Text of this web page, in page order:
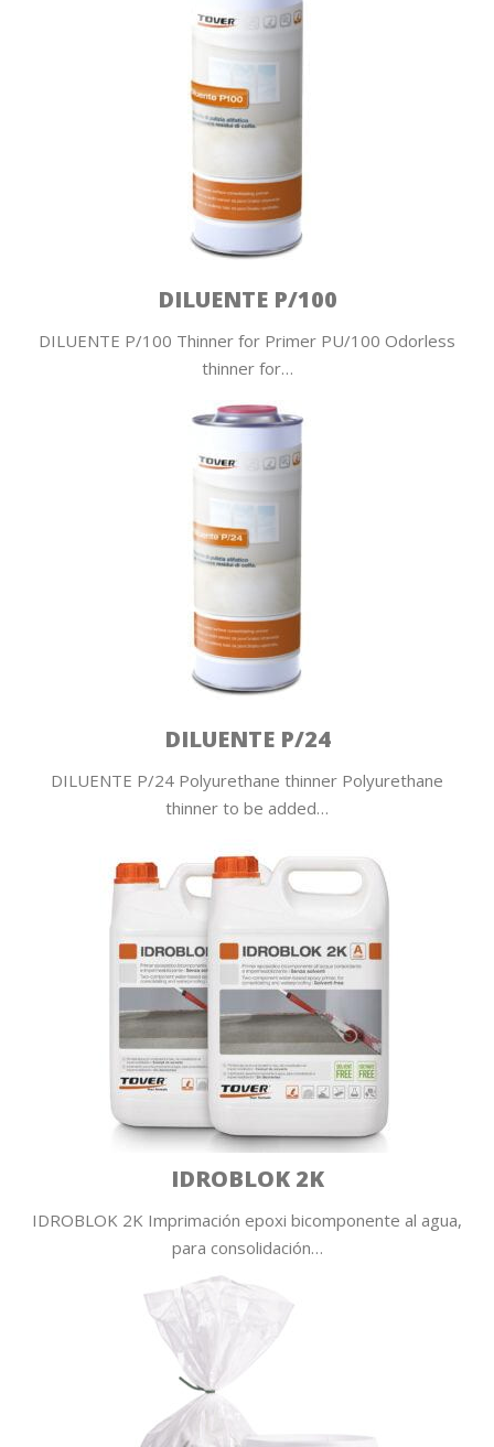
DILUENTE P/100
DILUENTE P/100 Thinner for Primer PU/100 Odorless
thinner for…
DILUENTE P/24
DILUENTE P/24 Polyurethane thinner Polyurethane
thinner to be added…
IDROBLOK 2K
IDROBLOK 2K Imprimación epoxi bicomponente al agua,
para consolidación…